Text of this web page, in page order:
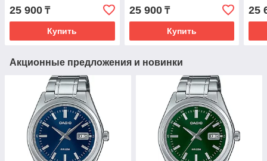
25 900 ₸
Купить
25 900₸
Купить
25
Акционные предложения и новинки